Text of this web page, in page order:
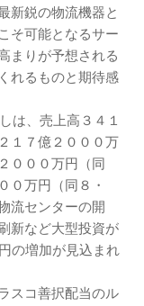
新鋭の物流機器と
そ可能となるサー
まりが予想される
れるものと期待感
は、売上高３４１
１７億２０００万
０００万円（同
０万円（同８・
流センターの開
新など大型投資が
の増加が見込まれ
スコ善択配当のル